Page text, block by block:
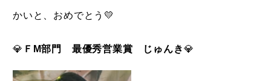
かいと、おめでとう💛
💎 ＦM部門 最優秀営業賞 じゅんき💎